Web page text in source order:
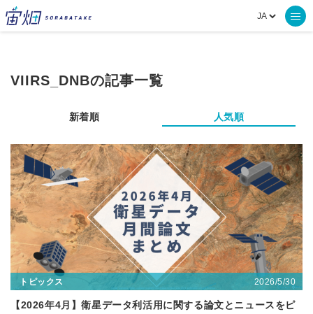
VIIRS_DNBの記事一覧
新着順 人気順
トピックス 2026/5/30
【2026年4月】衛星データ利活用に関する論文とニュースをピ